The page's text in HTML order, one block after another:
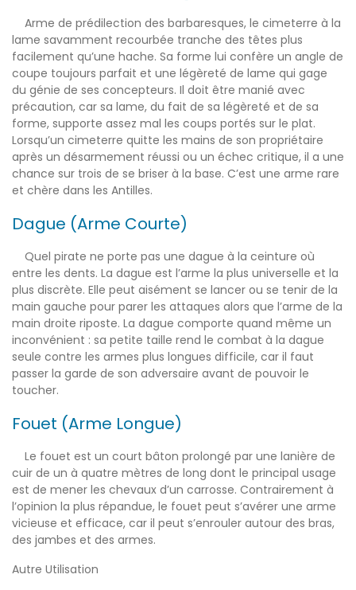
Arme de prédilection des barbaresques, le cimeterre à la
lame savamment recourbée tranche des têtes plus
facilement qu’une hache. Sa forme lui confère un angle de
coupe toujours parfait et une légèreté de lame qui gage
du génie de ses concepteurs. Il doit être manié avec
précaution, car sa lame, du fait de sa légèreté et de sa
forme, supporte assez mal les coups portés sur le plat.
Lorsqu’un cimeterre quitte les mains de son propriétaire
après un désarmement réussi ou un échec critique, il a une
chance sur trois de se briser à la base. C’est une arme rare
et chère dans les Antilles.
Dague (Arme Courte)
Quel pirate ne porte pas une dague à la ceinture où
entre les dents. La dague est l’arme la plus universelle et la
plus discrète. Elle peut aisément se lancer ou se tenir de la
main gauche pour parer les attaques alors que l’arme de la
main droite riposte. La dague comporte quand même un
inconvénient : sa petite taille rend le combat à la dague
seule contre les armes plus longues difficile, car il faut
passer la garde de son adversaire avant de pouvoir le
toucher.
Fouet (Arme Longue)
Le fouet est un court bâton prolongé par une lanière de
cuir de un à quatre mètres de long dont le principal usage
est de mener les chevaux d’un carrosse. Contrairement à
l’opinion la plus répandue, le fouet peut s’avérer une arme
vicieuse et efficace, car il peut s’enrouler autour des bras,
des jambes et des armes.
Autre Utilisation